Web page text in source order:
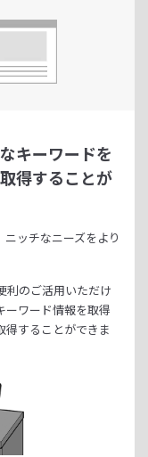
キーワードを
得することが
ニッチなニーズをより
利のご活用いただけ
ーワード情報を取得
得することができま